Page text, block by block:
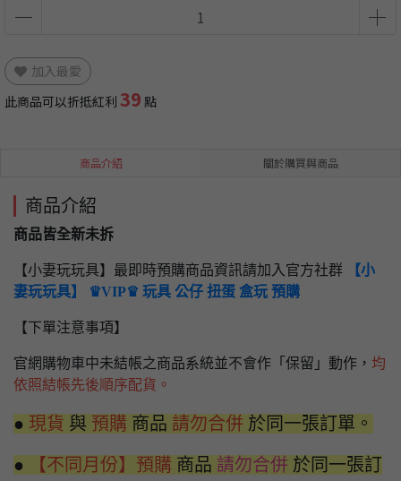
加入最愛
此商品可以折抵紅利 39 點
商品介紹 關於購買與商品
商品介紹
商品皆全新未拆
【小妻玩玩具】最即時預購商品資訊請加入官方社群
【小
妻玩玩具】 ♛VIP♛ 玩具 公仔 扭蛋 盒玩 預購
【下單注意事項】
官網購物車中未結帳之商品系統並不會作「保留」動作， 均
依照結帳先後順序配貨。
● 現貨 與 預購 商品 請勿合併 於同一張訂單。
● 【不同月份】預購 商品 請勿合併 於同一張訂